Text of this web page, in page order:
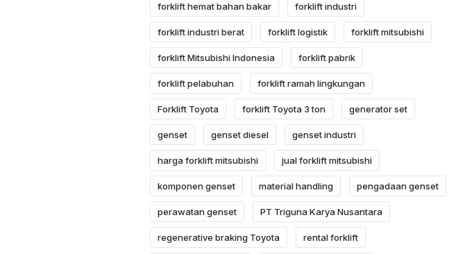
forklift hemat bahan bakar forklift industri
forklift industri berat forklift logistik forklift mitsubishi
forklift Mitsubishi Indonesia forklift pabrik
forklift pelabuhan forklift ramah lingkungan
Forklift Toyota forklift Toyota 3 ton generator set
genset genset diesel genset industri
harga forklift mitsubishi jual forklift mitsubishi
komponen genset material handling pengadaan genset
perawatan genset PT Triguna Karya Nusantara
regenerative braking Toyota rental forklift